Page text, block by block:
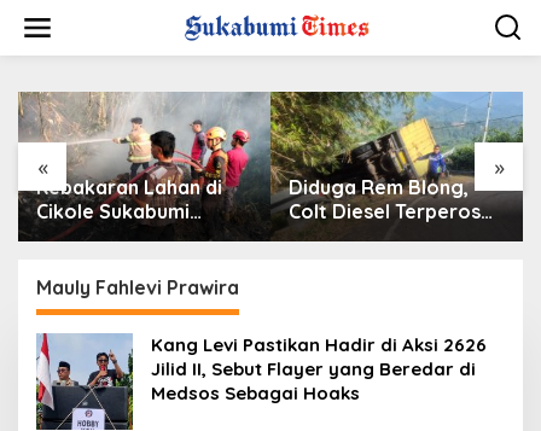
w
« »
Kebakaran Lahan di
Cikole Sukabumi
Diduga Dipicu
Api Nyaris Merambat
ke Permukiman
Diduga Rem Blong,
Colt Diesel Terperosok
di Tikungan Cikidang
Mauly Fahlevi Prawira
Kang Levi Pastikan Hadir di Aksi 2626
Jilid II, Sebut Flayer yang Beredar di
Medsos Sebagai Hoaks